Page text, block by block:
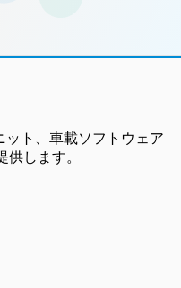
ット、車載ソフトウェア
します。